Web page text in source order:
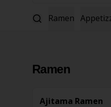
Ramen
Ramen
Ajitama Ramen